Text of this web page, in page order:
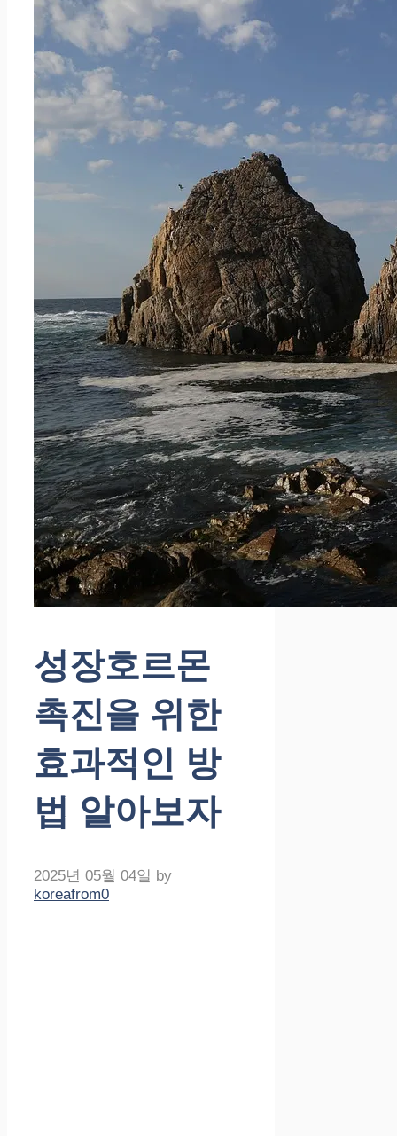
성장호르몬
촉진을 위한
효과적인 방
법 알아보자
2025년 05월 04일 by
koreafrom0